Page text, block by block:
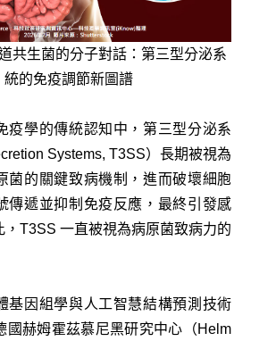
共生菌的分子對話：第三型分泌系
統的免疫調節新圖譜
疫學的傳統認知中，第三型分泌系
Systems, T3SS）長期被視為
菌的關鍵致病機制，進而破壞細胞
傳遞並抑制免疫反應，最終引發感
，T3SS 一直被視為病原菌致病力的
基因組學與人工智慧結構預測技術
國赫姆霍茲慕尼黑研究中心（Helm